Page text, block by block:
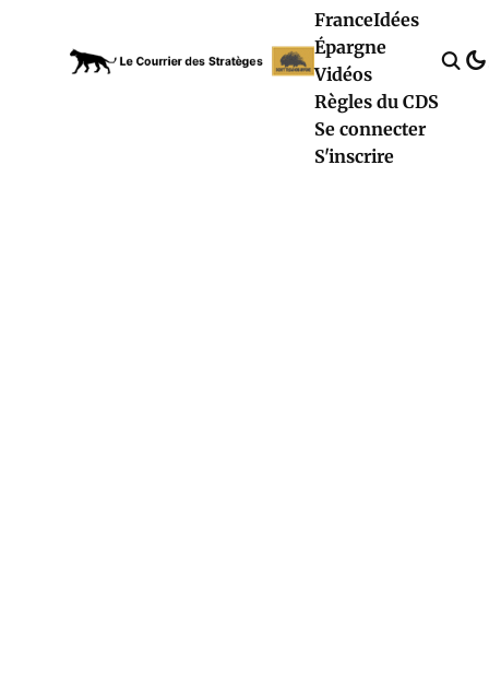
FranceIdées
Épargne
Vidéos
Règles du CDS
Se connecter
S'inscrire